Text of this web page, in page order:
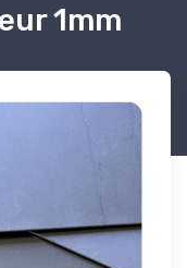
1mm